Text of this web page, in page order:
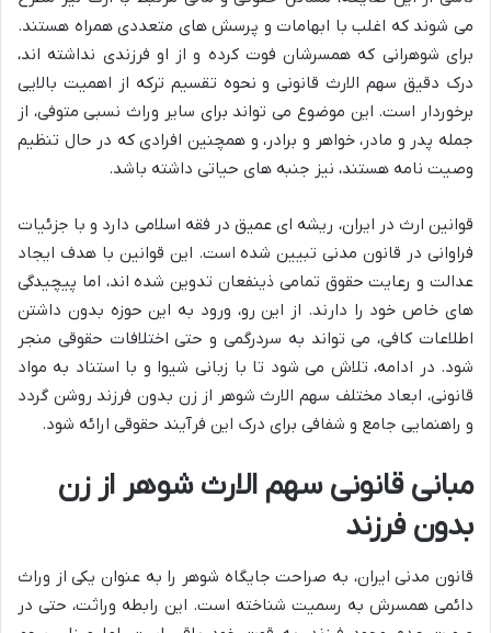
می شوند که اغلب با ابهامات و پرسش های متعددی همراه هستند.
برای شوهرانی که همسرشان فوت کرده و از او فرزندی نداشته اند،
درک دقیق سهم الارث قانونی و نحوه تقسیم ترکه از اهمیت بالایی
برخوردار است. این موضوع می تواند برای سایر وراث نسبی متوفی، از
جمله پدر و مادر، خواهر و برادر، و همچنین افرادی که در حال تنظیم
وصیت نامه هستند، نیز جنبه های حیاتی داشته باشد.
قوانین ارث در ایران، ریشه ای عمیق در فقه اسلامی دارد و با جزئیات
فراوانی در قانون مدنی تبیین شده است. این قوانین با هدف ایجاد
عدالت و رعایت حقوق تمامی ذینفعان تدوین شده اند، اما پیچیدگی
های خاص خود را دارند. از این رو، ورود به این حوزه بدون داشتن
اطلاعات کافی، می تواند به سردرگمی و حتی اختلافات حقوقی منجر
شود. در ادامه، تلاش می شود تا با زبانی شیوا و با استناد به مواد
قانونی، ابعاد مختلف سهم الارث شوهر از زن بدون فرزند روشن گردد
و راهنمایی جامع و شفافی برای درک این فرآیند حقوقی ارائه شود.
مبانی قانونی سهم الارث شوهر از زن
بدون فرزند
قانون مدنی ایران، به صراحت جایگاه شوهر را به عنوان یکی از وراث
دائمی همسرش به رسمیت شناخته است. این رابطه وراثت، حتی در